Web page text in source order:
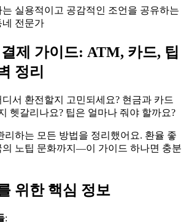
실용적이고 공감적인 조언을 공유하는
전문가
제 가이드: ATM, 카드, 팁
정리
서 환전할지 고민되세요? 현금과 카드
헷갈리나요? 팁은 얼마나 줘야 할까요?
리하는 모든 방법을 정리했어요. 환율 좋
의 노팁 문화까지—이 가이드 하나면 충분
위한 핵심 정보
: